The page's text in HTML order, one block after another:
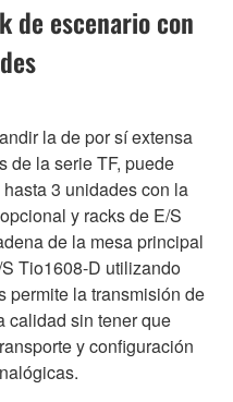
de escenario con
la de por sí extensa
de la serie TF, puede
3 unidades con la
y racks de E/S
de la mesa principal
Tio1608-D utilizando
permite la transmisión de
calidad sin tener que
y configuración